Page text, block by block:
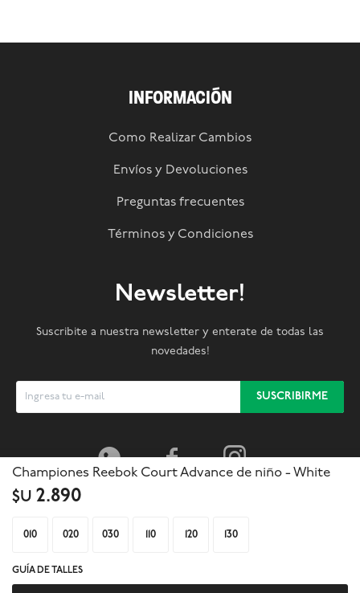
Championes Reebok Court Advance de niño - White
$U 2.890
010 020 030 110 120 130
GUÍA DE TALLES
INFORMACIÓN
Como Realizar Cambios
Envíos y Devoluciones
Preguntas frecuentes
Términos y Condiciones
Newsletter!
Suscribite a nuestra newsletter y enterate de todas las
novedades!
SUSCRIBIRME
  